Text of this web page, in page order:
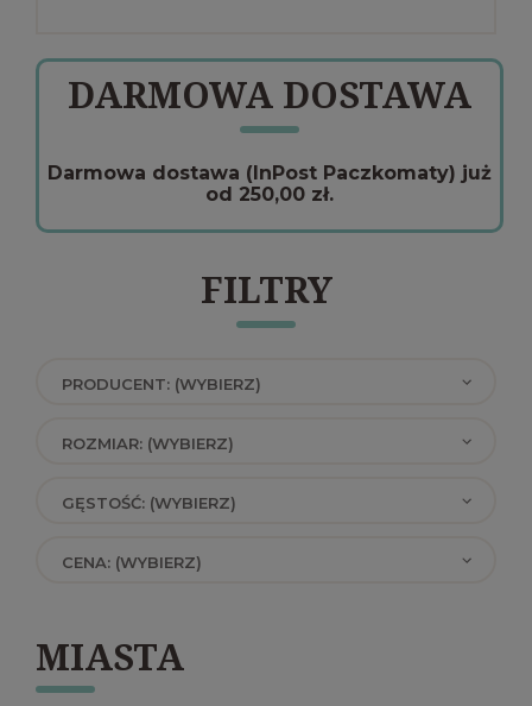
DARMOWA DOSTAWA
Darmowa dostawa (InPost Paczkomaty) już
od 250,00 zł.
FILTRY
PRODUCENT: (WYBIERZ)
ROZMIAR: (WYBIERZ)
GĘSTOŚĆ: (WYBIERZ)
CENA: (WYBIERZ)
MIASTA